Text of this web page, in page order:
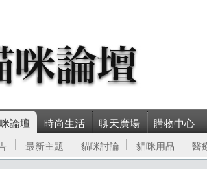
論壇 時尚生活 聊天廣場 購物中心
最新主題 貓咪討論 貓咪用品 醫